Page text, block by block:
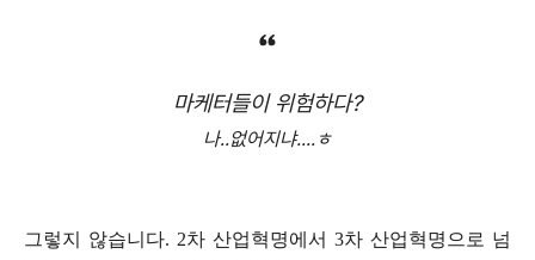
마케터들이 위험하다?
나..없어지냐....ㅎ
그렇지 않습니다. 2차 산업혁명에서 3차 산업혁명으로 넘